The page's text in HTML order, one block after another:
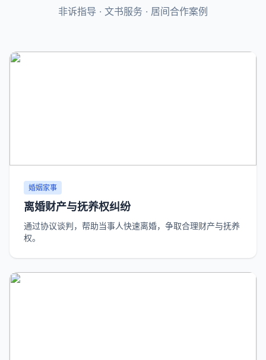
非诉指导 · 文书服务 · 居间合作案例
婚姻家事
离婚财产与抚养权纠纷
通过协议谈判，帮助当事人快速离婚，争取合理财产与抚养
权。